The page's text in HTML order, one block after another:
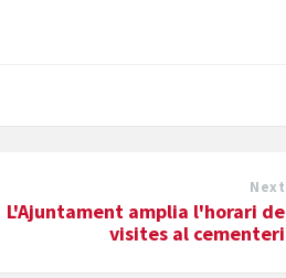
Next
L'Ajuntament amplia l'horari de
visites al cementeri